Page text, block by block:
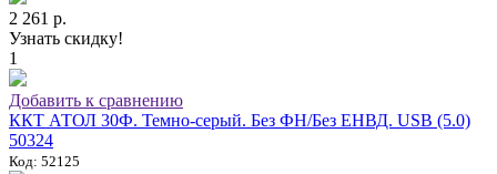
2 261 р.
Узнать скидку!
1
Добавить к сравнению
ККТ АТОЛ 30Ф. Темно-серый. Без ФН/Без ЕНВД. USB (5.0)
50324
Код: 52125